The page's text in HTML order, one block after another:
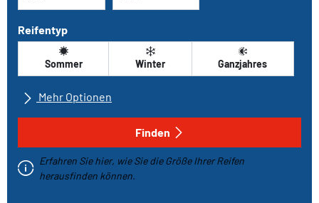
Reifentyp
Sommer Winter Ganzjahres
Mehr Optionen
Alle Marken
Fahrzeugtyp
Finden
Erfahren Sie hier, wie Sie die Größe Ihrer Reifen
herausfinden können.